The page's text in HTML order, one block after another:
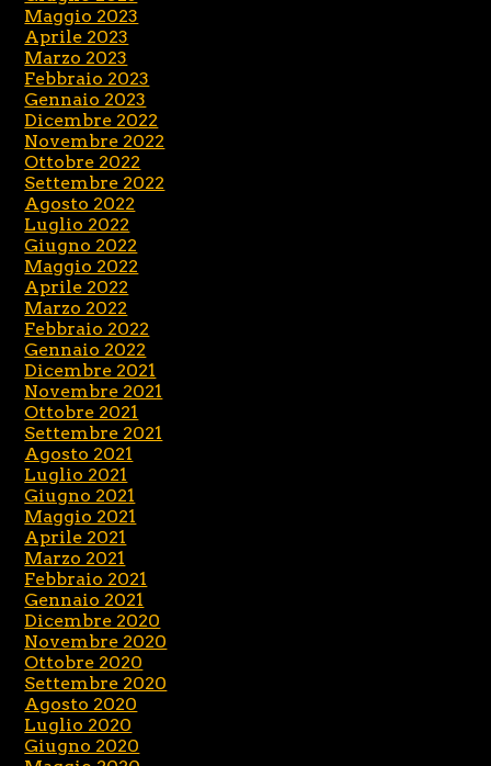
Maggio 2023
Aprile 2023
Marzo 2023
Febbraio 2023
Gennaio 2023
Dicembre 2022
Novembre 2022
Ottobre 2022
Settembre 2022
Agosto 2022
Luglio 2022
Giugno 2022
Maggio 2022
Aprile 2022
Marzo 2022
Febbraio 2022
Gennaio 2022
Dicembre 2021
Novembre 2021
Ottobre 2021
Settembre 2021
Agosto 2021
Luglio 2021
Giugno 2021
Maggio 2021
Aprile 2021
Marzo 2021
Febbraio 2021
Gennaio 2021
Dicembre 2020
Novembre 2020
Ottobre 2020
Settembre 2020
Agosto 2020
Luglio 2020
Giugno 2020